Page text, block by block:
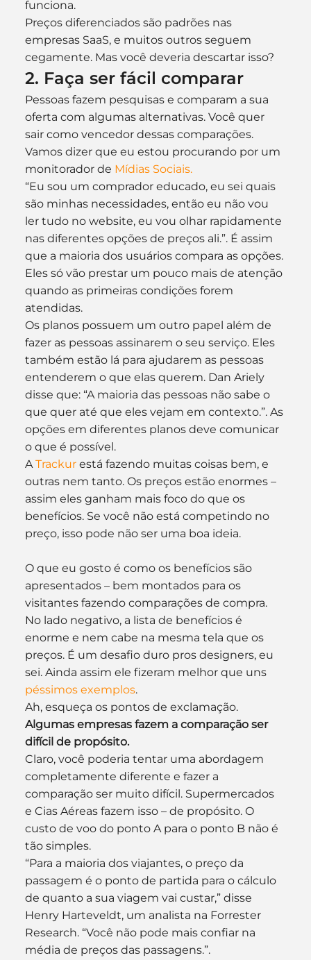
funciona.
Preços diferenciados são padrões nas
empresas SaaS, e muitos outros seguem
cegamente. Mas você deveria descartar isso?
2. Faça ser fácil comparar
Pessoas fazem pesquisas e comparam a sua
oferta com algumas alternativas. Você quer
sair como vencedor dessas comparações.
Vamos dizer que eu estou procurando por um
monitorador de Mídias Sociais.
“Eu sou um comprador educado, eu sei quais
são minhas necessidades, então eu não vou
ler tudo no website, eu vou olhar rapidamente
nas diferentes opções de preços ali.”. É assim
que a maioria dos usuários compara as opções.
Eles só vão prestar um pouco mais de atenção
quando as primeiras condições forem
atendidas.
Os planos possuem um outro papel além de
fazer as pessoas assinarem o seu serviço. Eles
também estão lá para ajudarem as pessoas
entenderem o que elas querem. Dan Ariely
disse que: “A maioria das pessoas não sabe o
que quer até que eles vejam em contexto.”. As
opções em diferentes planos deve comunicar
o que é possível.
A Trackur está fazendo muitas coisas bem, e
outras nem tanto. Os preços estão enormes –
assim eles ganham mais foco do que os
benefícios. Se você não está competindo no
preço, isso pode não ser uma boa ideia.
O que eu gosto é como os benefícios são
apresentados – bem montados para os
visitantes fazendo comparações de compra.
No lado negativo, a lista de benefícios é
enorme e nem cabe na mesma tela que os
preços. É um desafio duro pros designers, eu
sei. Ainda assim ele fizeram melhor que uns
péssimos exemplos.
Ah, esqueça os pontos de exclamação.
Algumas empresas fazem a comparação ser
difícil de propósito.
Claro, você poderia tentar uma abordagem
completamente diferente e fazer a
comparação ser muito difícil. Supermercados
e Cias Aéreas fazem isso – de propósito. O
custo de voo do ponto A para o ponto B não é
tão simples.
“Para a maioria dos viajantes, o preço da
passagem é o ponto de partida para o cálculo
de quanto a sua viagem vai custar,” disse
Henry Harteveldt, um analista na Forrester
Research. “Você não pode mais confiar na
média de preços das passagens.”.